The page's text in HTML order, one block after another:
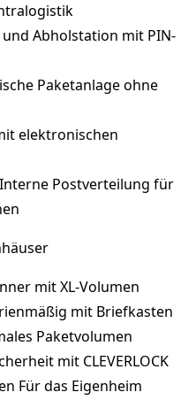
Abholstation mit PIN-
Paketanlage ohne
elektronischen
Interne Postverteilung für
mit XL-Volumen
mit Briefkasten
Paketvolumen
mit CLEVERLOCK
Für das Eigenheim